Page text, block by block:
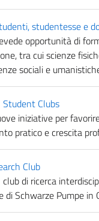
studentesse e
opportunità di
tra cui scienze
sociali e
Clubs
iniziative per
pratico e crescita
Club
di ricerca
di Schwarze Pumpe in